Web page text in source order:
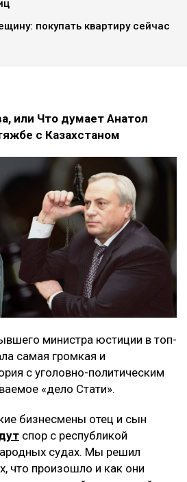
покупать квартиру сейчас
или Что думает Анатол
с Казахстаном
министра юстиции в топ-
самая громкая и
с уголовно-политическим
«дело Стати».
бизнесмены отец и сын
спор с республикой
судах. Мы решил
что произошло и как они